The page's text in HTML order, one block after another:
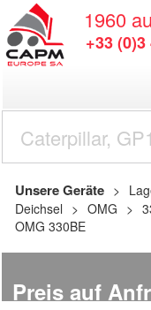
1960
+33
Unsere Geräte
Deichsel
OMG
OMG 330BE
Preis auf